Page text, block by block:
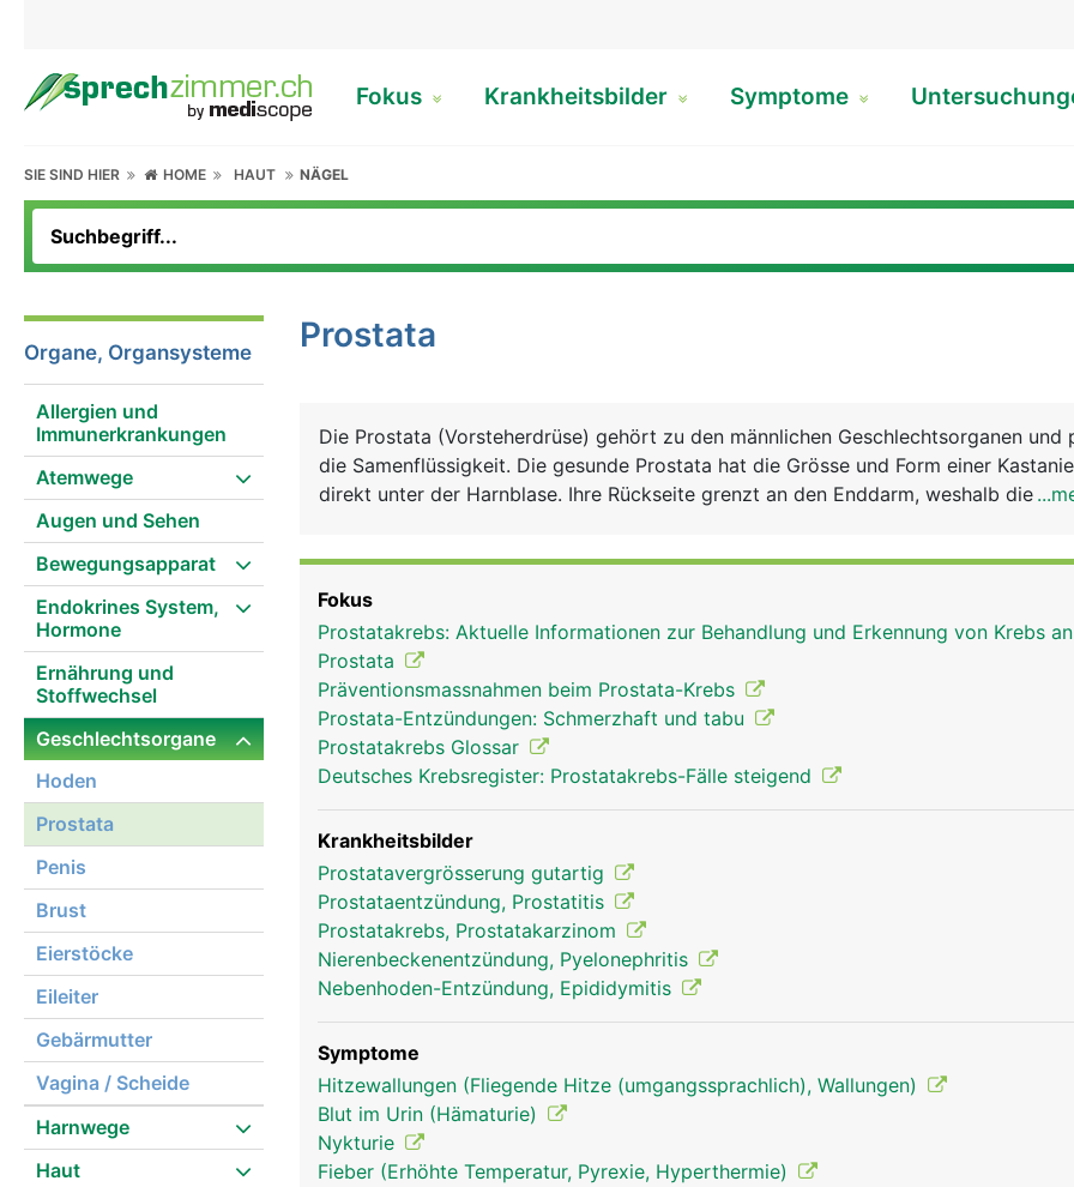
Fokus Krankheitsbilder Symptome
SIE SIND HIER HOME HAUT NÄGEL
Organe, Organsysteme
Allergien und
Immunerkrankungen
Atemwege
Augen und Sehen
Bewegungsapparat
Endokrines System,
Hormone
Ernährung und
Stoffwechsel
Geschlechtsorgane
Hoden
Prostata
Penis
Brust
Eierstöcke
Eileiter
Gebärmutter
Vagina / Scheide
Harnwege
Haut
Prostata
Die Prostata (Vorsteherdrüse) gehört zu den männlichen Geschlechtsorganen und
die Samenflüssigkeit. Die gesunde Prostata hat die Grösse und Form einer
direkt unter der Harnblase. Ihre Rückseite grenzt an den Enddarm, weshalb die
Enzyme, die für eine Befruchtung der weiblichen Eizelle benötigt werden. Mit
Alter vergrössert sich die Prostata.
Prostata Mann
Fokus
Prostatakrebs: Aktuelle Informationen zur Behandlung und Erkennung von Krebs
Prostata
Präventionsmassnahmen beim Prostata-Krebs
Prostata-Entzündungen: Schmerzhaft und tabu
Prostatakrebs Glossar
Deutsches Krebsregister: Prostatakrebs-Fälle steigend
Krankheitsbilder
Prostatavergrösserung gutartig
Prostataentzündung, Prostatitis
Prostatakrebs, Prostatakarzinom
Nierenbeckenentzündung, Pyelonephritis
Nebenhoden-Entzündung, Epididymitis
Symptome
Hitzewallungen (Fliegende Hitze (umgangssprachlich), Wallungen)
Blut im Urin (Hämaturie)
Nykturie
Fieber (Erhöhte Temperatur, Pyrexie, Hyperthermie)